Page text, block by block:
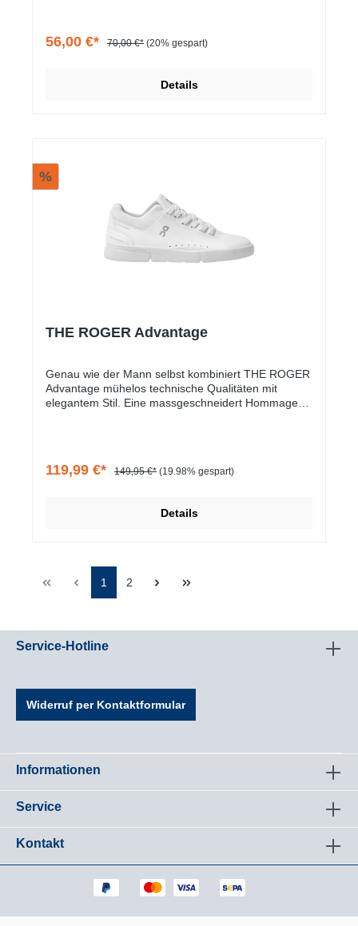
56,00 €* 70,00 €* (20% gespart)
Details
%
THE ROGER Advantage
Genau wie der Mann selbst kombiniert THE ROGER
Advantage mühelos technische Qualitäten mit
elegantem Stil. Eine massgeschneidert Hommage
119,99 €* 149,95 €* (19.98% gespart)
Details
1 2
Service-Hotline
Widerruf per Kontaktformular
Informationen
Service
Kontakt